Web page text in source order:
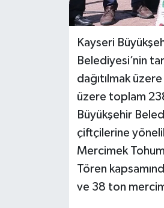
Kayseri
Belediyesi’nin
dağıtılmak
üzere toplam
Büyükşehir
çiftçilerine
Mercimek
Tören
ve 38 ton